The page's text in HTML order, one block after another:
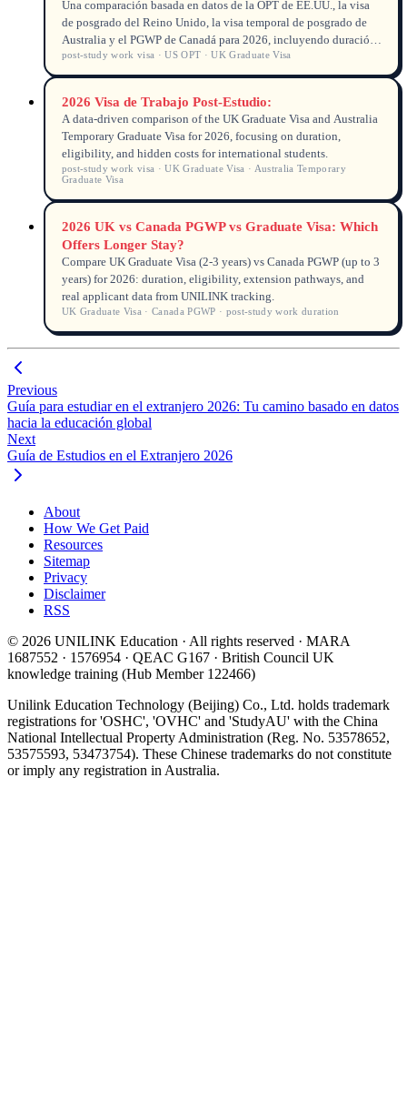
Una comparación basada en datos de la OPT de EE.UU., la visa
de posgrado del Reino Unido, la visa temporal de posgrado de
Australia y el PGWP de Canadá para 2026, incluyendo duración,
elegibilidad y vía hacia la residencia permanente.
post-study work visa · US OPT · UK Graduate Visa
2026 Visa de Trabajo Post-Estudio:
A data-driven comparison of the UK Graduate Visa and Australia
Temporary Graduate Visa for 2026, focusing on duration,
eligibility, and hidden costs for international students.
post-study work visa · UK Graduate Visa · Australia Temporary
Graduate Visa
2026 UK vs Canada PGWP vs Graduate Visa: Which
Offers Longer Stay?
Compare UK Graduate Visa (2-3 years) vs Canada PGWP (up to 3
years) for 2026: duration, eligibility, extension pathways, and
real applicant data from UNILINK tracking.
UK Graduate Visa · Canada PGWP · post-study work duration
Previous
Guía para estudiar en el extranjero 2026: Tu camino basado en datos
hacia la educación global
Next
Guía de Estudios en el Extranjero 2026
About
How We Get Paid
Resources
Sitemap
Privacy
Disclaimer
RSS
© 2026 UNILINK Education · All rights reserved · MARA
1687552 · 1576954 · QEAC G167 · British Council UK
knowledge training (Hub Member 122466)
Unilink Education Technology (Beijing) Co., Ltd. holds trademark
registrations for 'OSHC', 'OVHC' and 'StudyAU' with the China
National Intellectual Property Administration (Reg. No. 53578652,
53575593, 53473754). These Chinese trademarks do not constitute
or imply any registration in Australia.